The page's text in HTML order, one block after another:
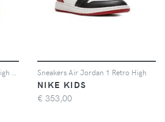
Sneakers Air Jordan 1 Retro High
NIKE KIDS
€ 353,00